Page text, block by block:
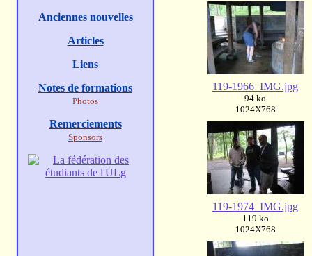
119-1966_IMG.jpg
94 ko
1024X768
119-1974_IMG.jpg
119 ko
1024X768
Anciennes nouvelles
Articles
Liens
Notes de formations
Photos
Remerciements
Sponsors